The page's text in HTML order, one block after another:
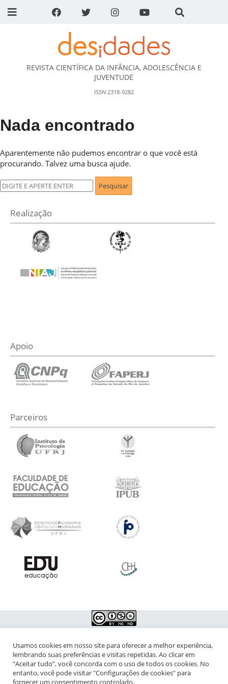
DESidades
REVISTA CIENTÍFICA DA INFÂNCIA, ADOLESCÊNCIA E
JUVENTUDE
ISSN 2318-9282
Nada encontrado
Aparentemente não pudemos encontrar o que você está
procurando. Talvez uma busca ajude.
Pesquisar
por:
Realização
Apoio
Parceiros
NIPIAC – Núcleo Interdisciplinar de Pesquisa para a Infância e
Adolescência Contemporâneas
Universidade Federal do Rio de Janeiro - Campus da Praia Vermelha
Usamos cookies em nosso site para oferecer a melhor experiência,
lembrando suas preferências e visitas repetidas. Ao clicar em
“Aceitar tudo”, você concorda com o uso de todos os cookies. No
entanto, você pode visitar "Configurações de cookies" para
fornecer um consentimento controlado.